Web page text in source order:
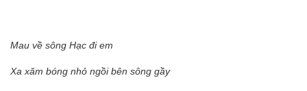
Mau về sông Hạc đi em
Xa xăm bóng nhỏ ngồi bên sông gầy